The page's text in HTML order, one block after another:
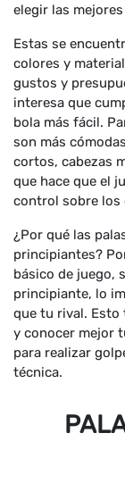
elegir las
Estas se
colores y
gustos y
interesa que
bola más fácil.
son más
cortos, cabezas
que hace que el
control sobre los
¿Por qué las
principiantes?
básico de juego,
principiante, lo
que tu rival. Esto
y conocer mejor
para realizar
técnica.